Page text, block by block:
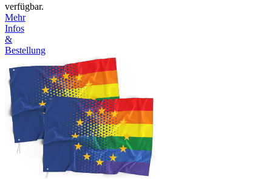
verfügbar.
Mehr
Infos
&
Bestellung